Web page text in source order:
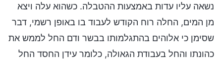
נשאה עליו עדות באמצעות ההטבלה. כשהוא עלה ויצא
מן המים, החלה רוח הקודש לעבוד בו באופן רשמי, דבר
שסימן כי אלוהים בהתגלמותו בבשר ודם החל לממש את
כהונתו והחל בעבודת הגאולה, כלומר עידן החסד החל